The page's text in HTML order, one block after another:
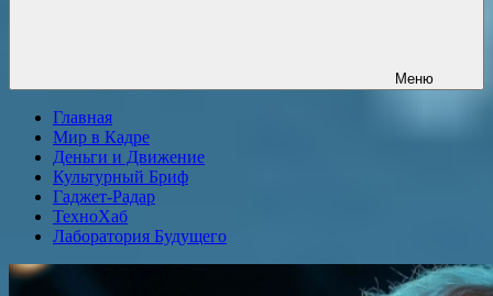
Меню
Главная
Мир в Кадре
Деньги и Движение
Культурный Бриф
Гаджет-Радар
ТехноХаб
Лаборатория Будущего